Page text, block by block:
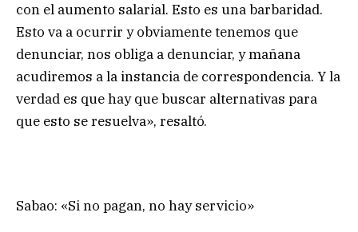
con el aumento salarial. Esto es una barbaridad.
Esto va a ocurrir y obviamente tenemos que
denunciar, nos obliga a denunciar, y mañana
acudiremos a la instancia de correspondencia. Y la
verdad es que hay que buscar alternativas para
que esto se resuelva», resaltó.
Sabao: «Si no pagan, no hay servicio»